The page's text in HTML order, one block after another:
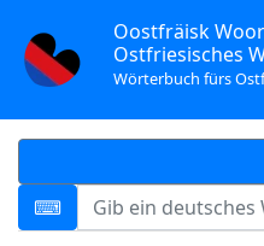
Oostfräisk
Ostfriesisches
Wörterbuch fürs